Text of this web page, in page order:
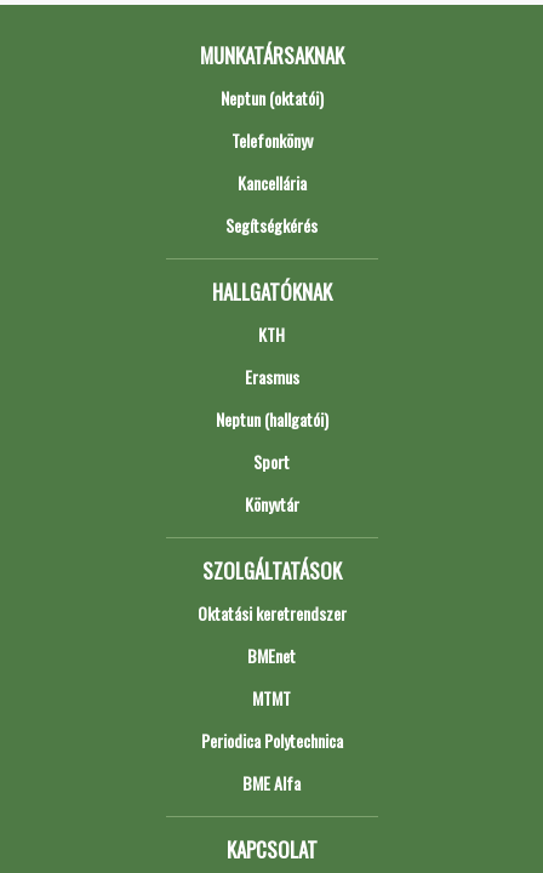
MUNKATÁRSAKNAK
Neptun (oktatói)
Telefonkönyv
Kancellária
Segítségkérés
HALLGATÓKNAK
KTH
Erasmus
Neptun (hallgatói)
Sport
Könyvtár
SZOLGÁLTATÁSOK
Oktatási keretrendszer
BMEnet
MTMT
Periodica Polytechnica
BME Alfa
KAPCSOLAT